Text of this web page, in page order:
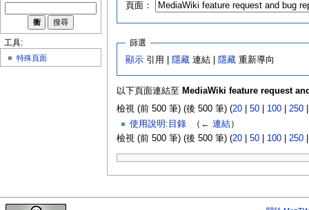
頁面：
篩選
顯示 引用 | 隱藏 連結 | 隱藏 重新導向
以下頁面連結至 MediaWiki feature request
檢視 (前 500 筆) (後 500 筆) (20| 50| 100| 250
使用說明:目錄‎ （ ← 連結）
檢視 (前 500 筆) (後 500 筆) (20| 50| 100| 250
工具:
特殊頁面